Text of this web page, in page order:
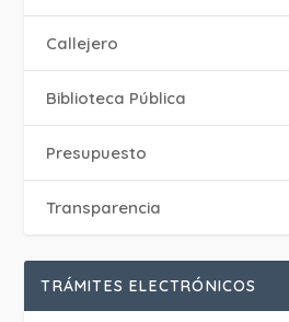
Callejero
Biblioteca Pública
Presupuesto
Transparencia
TRÁMITES ELECTRÓNICOS